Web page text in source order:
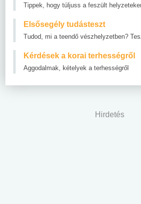
Tippek, hogy túljuss a feszült
Elsősegély tudásteszt
Tudod, mi a teendő vészhelyzetben?
Kérdések a korai terhességről
Aggodalmak, kételyek a terhességről
Hirdetés